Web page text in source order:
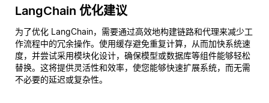
LangChain 优化建议
为了优化 LangChain，需要通过高效地构建链路和代理来减少工
作流程中的冗余操作。使用缓存避免重复计算，从而加快系统速
度，并尝试采用模块化设计，确保模型或数据库等组件能够轻松
替换。这将提供灵活性和效率，使您能够快速扩展系统，而无需
不必要的延迟或复杂性。